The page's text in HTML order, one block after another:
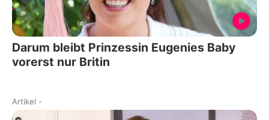
Darum bleibt Prinzessin Eugenies Baby
vorerst nur Britin
Artikel -